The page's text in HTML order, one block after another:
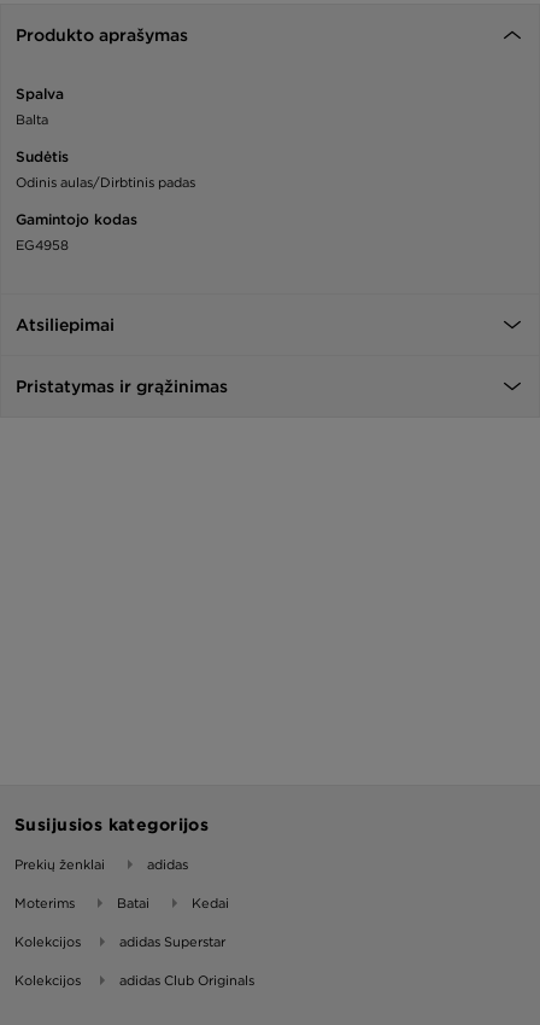
Produkto aprašymas
Spalva
Balta
Sudėtis
Odinis aulas/Dirbtinis padas
Gamintojo kodas
EG4958
Atsiliepimai
Pristatymas ir grąžinimas
Susijusios kategorijos
Prekių ženklai adidas
Moterims Batai Kedai
Kolekcijos adidas Superstar
Kolekcijos adidas Club Originals